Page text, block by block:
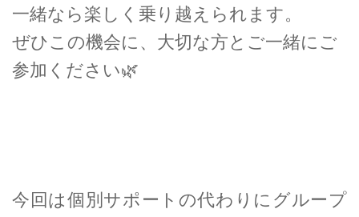
一緒なら楽しく乗り越えられます。
ぜひこの機会に、大切な方とご一緒にご
参加ください🌿
今回は個別サポートの代わりにグループ